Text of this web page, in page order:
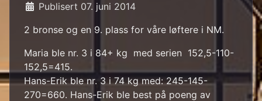
Publisert 07. juni 2014
2 bronse og en 9. plass for våre løftere i NM.
Maria ble nr. 3 i 84+ kg med serien 152,5-110-
152,5=415.
Hans-Erik ble nr. 3 i 74 kg med: 245-145-
270=660. Hans-Erik ble best på poeng av